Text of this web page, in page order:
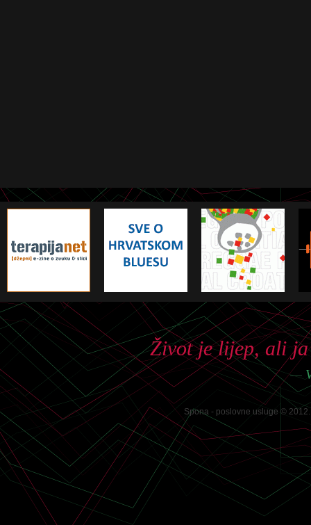
Život je lijep, ali ja
—
Spona - poslovne usluge ©